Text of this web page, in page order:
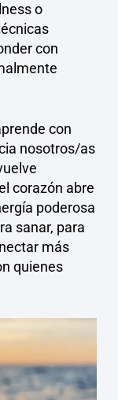
o
con
con
nosotros/as
corazón abre
poderosa
sanar, para
más
quienes